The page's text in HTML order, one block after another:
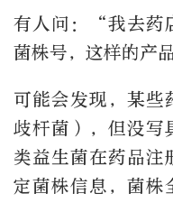
有人问：“我去药
菌株号，这样的产
可能会发现，某些
歧杆菌），但没写
类益生菌在药品注
定菌株信息，菌株